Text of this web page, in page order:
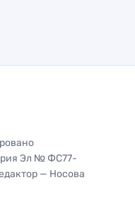
Эл № ФС77-
— Носова